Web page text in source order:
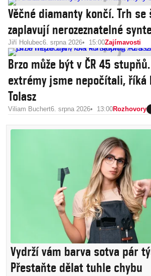
Věčné diamanty končí. Trh se
zaplavují nerozeznatelné
Jiří Holubec6. srpna 2026 15:00Zajímavosti
Brzo může být v ČR 45
extrémy jsme nepočítali, říká
Tolasz
Viliam Buchert6. srpna 2026 13:00Rozhovory
Vydrží vám barva sotva pár
Přestaňte dělat tuhle chybu